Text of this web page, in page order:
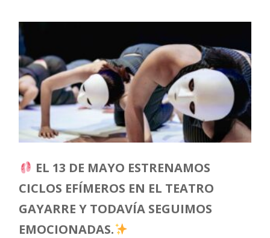
EL 13 DE MAYO ESTRENAMOS
CICLOS EFÍMEROS EN EL TEATRO
GAYARRE Y TODAVÍA SEGUIMOS
EMOCIONADAS.